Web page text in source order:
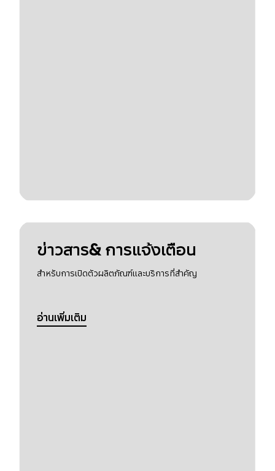
ข่าวสาร& การแจ้งเตือน
สำหรับการเปิดตัวผลิตภัณฑ์และบริการที่สำคัญ
อ่านเพิ่มเติม